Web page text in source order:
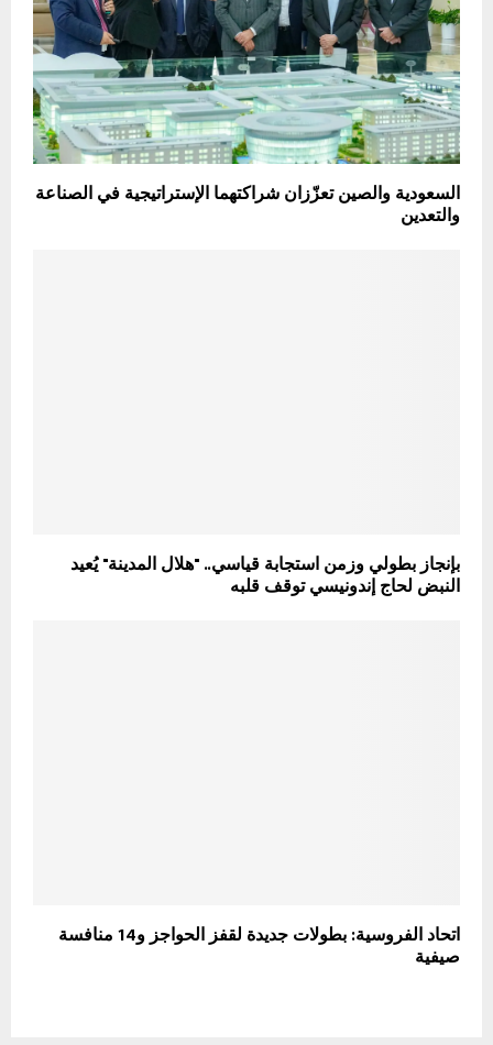
السعودية والصين تعزّزان شراكتهما الإستراتيجية في الصناعة
والتعدين
بإنجاز بطولي وزمن استجابة قياسي.. "هلال المدينة" يُعيد
النبض لحاج إندونيسي توقف قلبه
اتحاد الفروسية: بطولات جديدة لقفز الحواجز و14 منافسة
صيفية